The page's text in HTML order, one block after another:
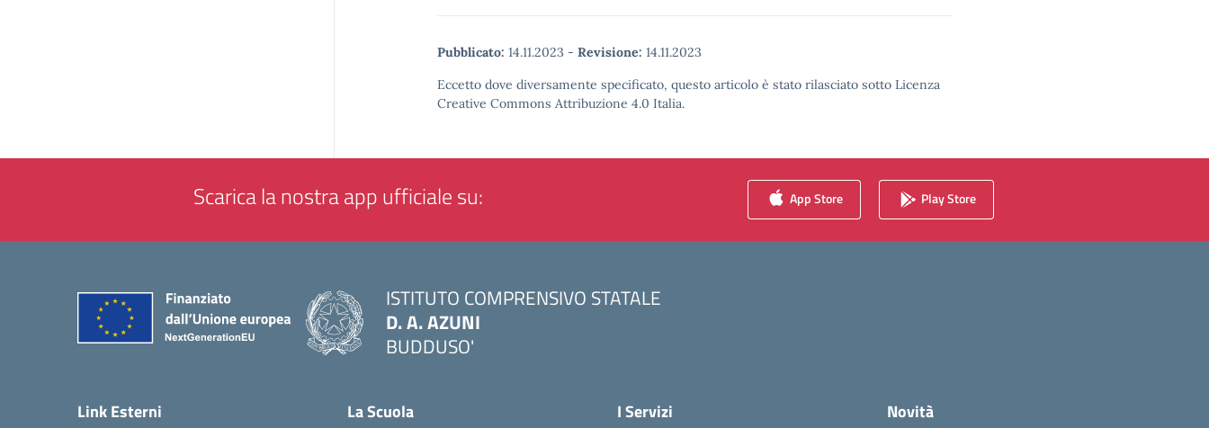
Pubblicato: 14.11.2023 - Revisione: 14.11.2023
Eccetto dove diversamente specificato, questo articolo è stato rilasciato sotto Licenza
Creative Commons Attribuzione 4.0 Italia.
Scarica la nostra app ufficiale su: App Store Play Store
ISTITUTO COMPRENSIVO STATALE
D. A. AZUNI
BUDDUSO'
Link Esterni La Scuola I Servizi Novità